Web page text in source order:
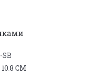
10.8 СМ